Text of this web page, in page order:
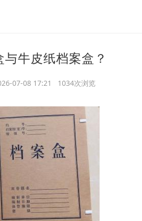
牛皮纸档案盒？
07-08 17:21 1034次浏览